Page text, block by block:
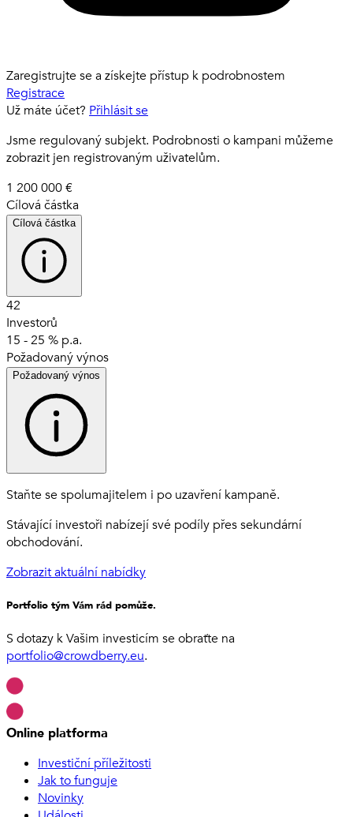
Zaregistrujte se a získejte přístup k podrobnostem
Registrace
Už máte účet? Přihlásit se
Jsme regulovaný subjekt. Podrobnosti o kampani můžeme
zobrazit jen registrovaným uživatelům.
1 200 000 €
Cílová částka
Cílová částka
42
Investorů
15 - 25 % p.a.
Požadovaný výnos
Požadovaný výnos
Staňte se spolumajitelem i po uzavření kampaně.
Stávající investoři nabízejí své podíly přes sekundární
obchodování.
Zobrazit aktuální nabídky
Portfolio tým Vám rád pomůže.
S dotazy k Vašim investicím se obraťte na
portfolio@crowdberry.eu.
Online platforma
Investiční příležitosti
Jak to funguje
Novinky